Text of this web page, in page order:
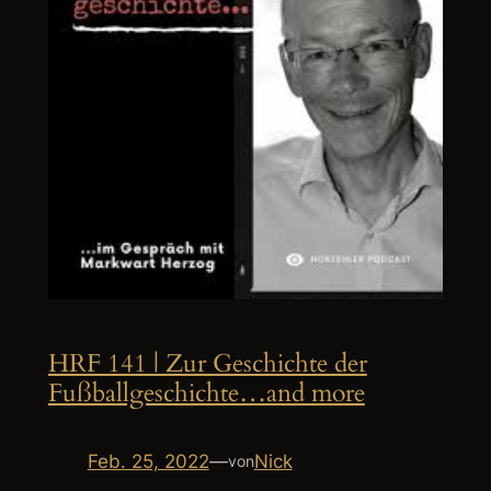
HRF 141 | Zur Geschichte der
Fußballgeschichte…and more
Feb. 25, 2022—vonNick